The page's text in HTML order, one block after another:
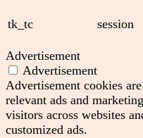
tk_tc session
Advertisement
Advertisement
Advertisement cookies
relevant ads and
visitors across websites
customized ads.